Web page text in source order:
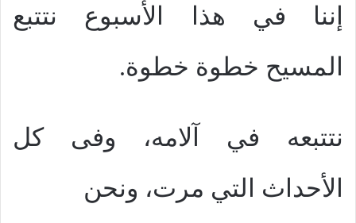
إننا في هذا الأسبوع نتتبع
المسيح خطوة خطوة.
نتتبعه في آلامه، وفى كل
الأحداث التي مرت، ونحن